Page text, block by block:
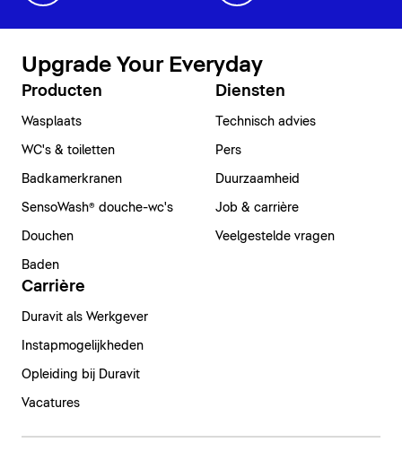
Upgrade Your Everyday
Producten
Wasplaats
WC's & toiletten
Badkamerkranen
SensoWash® douche-wc's
Douchen
Baden
Diensten
Technisch advies
Pers
Duurzaamheid
Job & carrière
Veelgestelde vragen
Carrière
Duravit als Werkgever
Instapmogelijkheden
Opleiding bij Duravit
Vacatures